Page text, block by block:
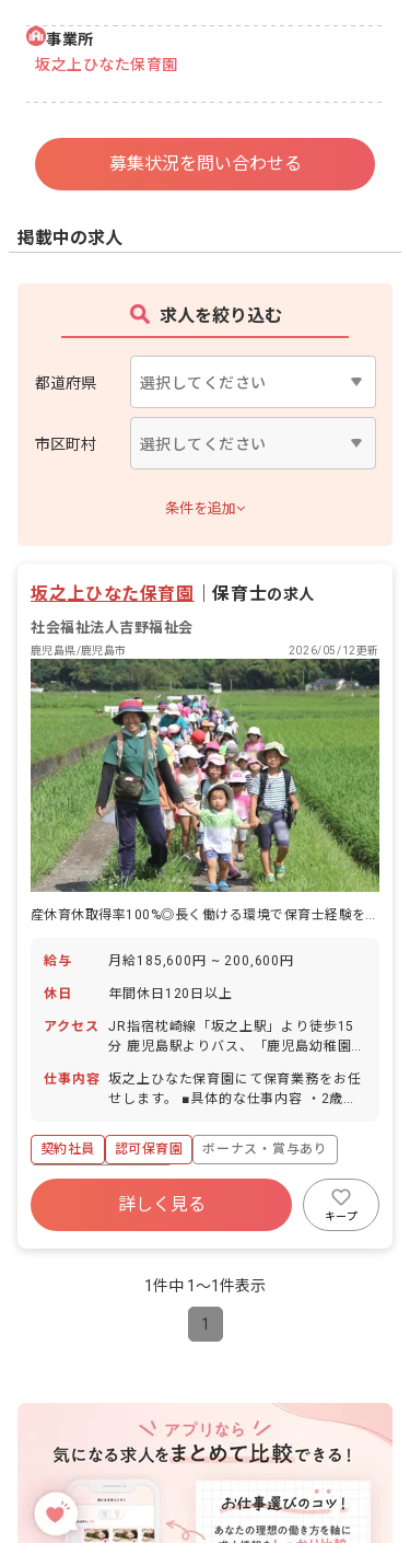
事業所
坂之上ひなた保育園
募集状況を問い合わせる
掲載中の求人
求人を絞り込む
都道府県
市区町村
条件を追加
坂之上ひなた保育園 ｜保育士の求人
社会福祉法人吉野福祉会
鹿児島県/鹿児島市 2026/05/12更新
産休育休取得率100%◎長く働ける環境で保育士経験を積みませんか？
給与 月給185,600円 ~ 200,600円
休日 年間休日120日以上
アクセス
JR指宿枕崎線「坂之上駅」より徒歩15
分 鹿児島駅よりバス、「鹿児島幼稚園
バイク・自転車通勤OK
仕事内容 坂之上ひなた保育園にて保育業務をお任
せします。 ■具体的な仕事内容 ・2歳～5
・午睡チェックの作成 ・保護者対応（ア
プリ）
契約社員 認可保育園
ボーナス・賞与あり
年間休日120日以上
寮・住宅・家賃補助あり
社会保険完備
詳しく見る
キープ
1件中 1〜1件表示
1